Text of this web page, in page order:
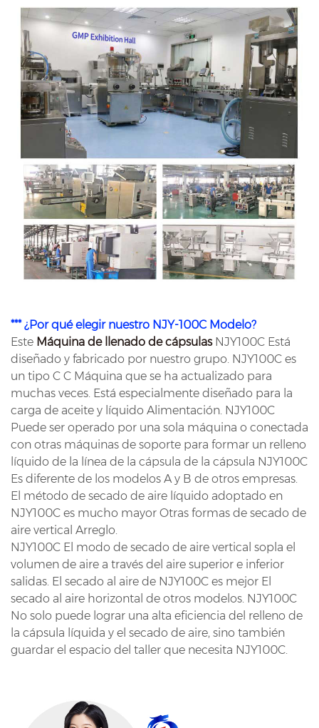
*** ¿Por qué elegir nuestro NJY-100C Modelo?
Este Máquina de llenado de cápsulasNJY100C Está
diseñado y fabricado por nuestro grupo. NJY100C es
un tipo C C Máquina que se ha actualizado para
muchas veces. Está especialmente diseñado para la
carga de aceite y líquido Alimentación. NJY100C
Puede ser operado por una sola máquina o conectada
con otras máquinas de soporte para formar un relleno
líquido de la línea de la cápsula de la cápsula NJY100C
Es diferente de los modelos A y B de otros empresas.
El método de secado de aire líquido adoptado en
NJY100C es mucho mayor Otras formas de secado de
aire vertical Arreglo.
NJY100C El modo de secado de aire vertical sopla el
volumen de aire a través del aire superior e inferior
salidas. El secado al aire de NJY100C es mejor El
secado al aire horizontal de otros modelos. NJY100C
No solo puede lograr una alta eficiencia del relleno de
la cápsula líquida y el secado de aire, sino también
guardar el espacio del taller que necesita NJY100C.